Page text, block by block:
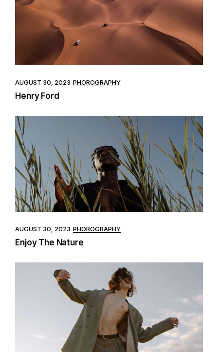
AUGUST 30, 2023 PHOROGRAPHY
Henry Ford
AUGUST 30, 2023 PHOROGRAPHY
Enjoy The Nature